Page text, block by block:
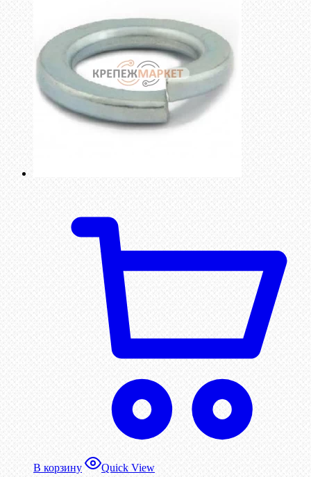
В корзину Quick View